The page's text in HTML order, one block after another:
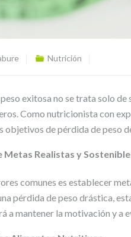
Nutrición
exitosa no se trata solo
Como nutricionista con
objetivos de pérdida de peso
Metas Realistas y
comunes es establecer
pérdida de peso drástica,
a mantener la motivación y a